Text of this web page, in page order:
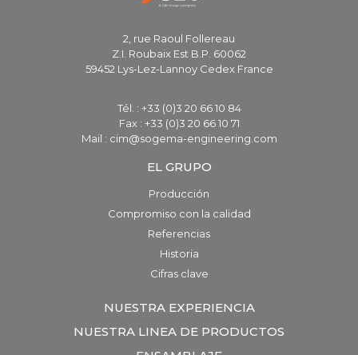
2, rue Raoul Follereau
Z.I. Roubaix Est B.P. 60062
59452 Lys-Lez-Lannoy Cedex France
Tél. : +33 (0)3 20 66 10 84
Fax : +33 (0)3 20 66 10 71
Mail : cim@sogema-engineering.com
EL GRUPO
Producción
Compromiso con la calidad
Referencias
Historia
Cifras clave
NUESTRA EXPERIENCIA
NUESTRA LINEA DE PRODUCTOS